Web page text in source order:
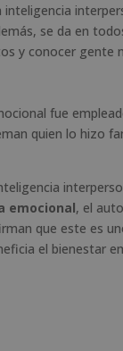
se da en
y conocer gente
fue
quien lo hizo
emocional, el
que este es
el bienestar